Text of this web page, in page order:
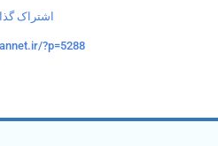
اشتراک
?p=5288